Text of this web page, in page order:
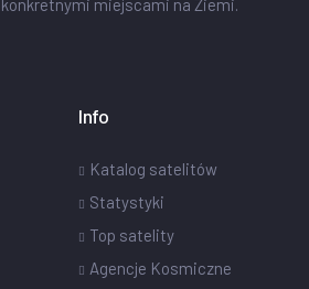
miejscami na Ziemi.
Info
Katalog satelitów
Statystyki
Top satelity
Agencje Kosmiczne